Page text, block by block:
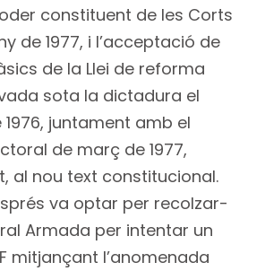
constituent de les Corts
de 1977, i l’acceptació de
de la Llei de reforma
sota la dictadura el
juntament amb el
de març de 1977,
al nou text constitucional.
va optar per recolzar-
Armada per intentar un
mitjançant l’anomenada